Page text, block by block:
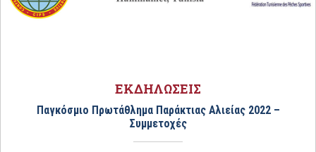
ΕΚΔΗΛΩΣΕΙΣ
Παγκόσμιο Πρωτάθλημα Παράκτιας Αλιείας 2022 –
Συμμετοχές